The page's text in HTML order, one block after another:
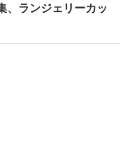
、ランジェリーカッ